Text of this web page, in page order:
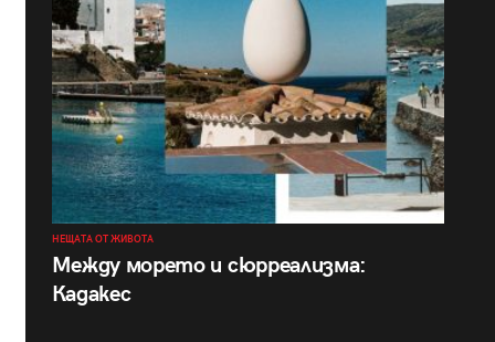
НЕЩАТА ОТ ЖИВОТА
Между морето и сюрреализма:
Кадакес